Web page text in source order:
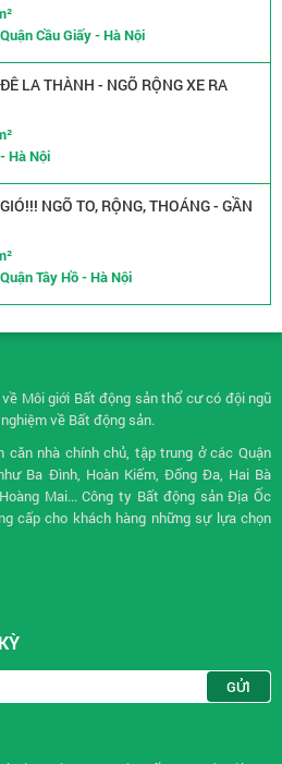
Quận Cầu Giấy - Hà Nội
LA THÀNH - NGÕ RỘNG XE RA
7 TỶ
- Hà Nội
NGÕ TO, RỘNG, THOÁNG - GẦN
Quận Tây Hồ - Hà Nội
Môi giới Bất động sảnthổ cư có đội ngũ
về Bất động sản.
căn nhà chính chủ, tập trung ở các Quận
Ba Đình, Hoàn Kiếm, Đống Đa, Hai Bà
Mai... Công ty Bất động sản Địa Ốc
cấp cho khách hàng những sự lựa chọn